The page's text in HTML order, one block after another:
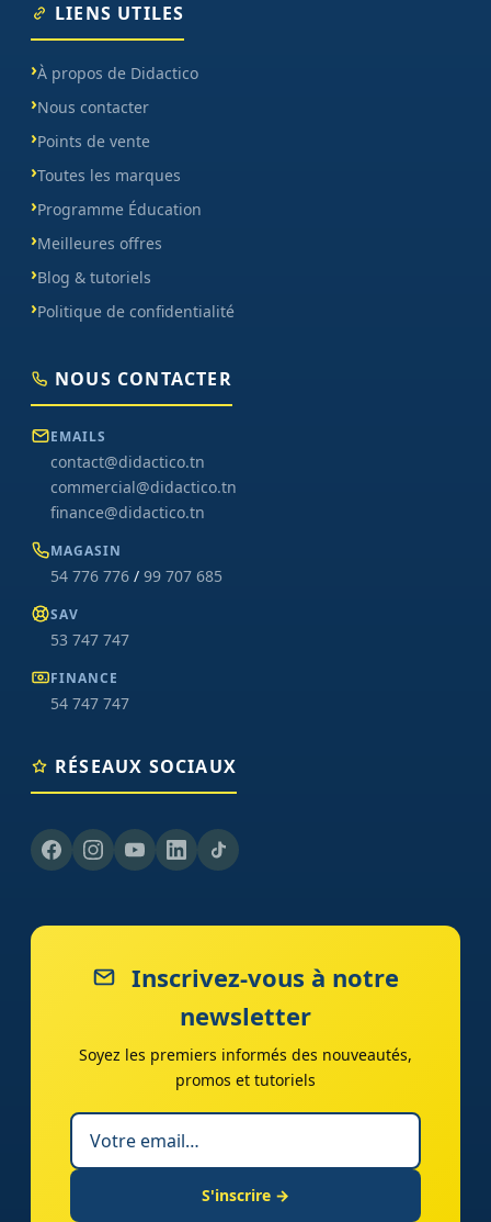
LIENS UTILES
À propos de Didactico
Nous contacter
Points de vente
Toutes les marques
Programme Éducation
Meilleures offres
Blog & tutoriels
Politique de confidentialité
NOUS CONTACTER
EMAILS
contact@didactico.tn
commercial@didactico.tn
finance@didactico.tn
MAGASIN
54 776 776 / 99 707 685
SAV
53 747 747
FINANCE
54 747 747
RÉSEAUX SOCIAUX
Inscrivez-vous à notre
newsletter
Soyez les premiers informés des nouveautés,
promos et tutoriels
S'inscrire →